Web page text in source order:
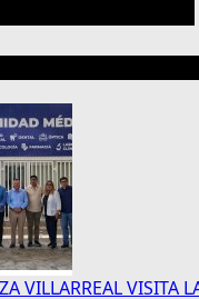
VILLARREAL VISITA